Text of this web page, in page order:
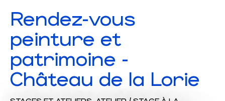
Rendez-vous
peinture et
patrimoine -
Château de la Lorie